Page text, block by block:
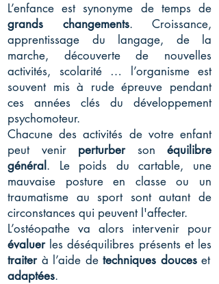
L’enfance est synonyme de temps de
grands changements. Croissance,
apprentissage du langage, de la
marche, découverte de nouvelles
activités, scolarité … l’organisme est
souvent mis à rude épreuve pendant
ces années clés du développement
psychomoteur.
Chacune des activités de votre enfant
peut venir perturber son équilibre
général . Le poids du cartable, une
mauvaise posture en classe ou un
traumatisme au sport sont autant de
circonstances qui peuvent l'affecter.
L’ostéopathe va alors intervenir pour
évaluerles déséquilibres présents et les
traiterà l’aide detechniques douceset
adaptées.